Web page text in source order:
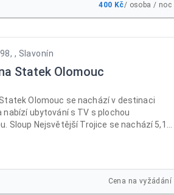
Cena již obsahuje poplatek městu 21Kč/noc
400 Kč/ osoba / noc
, Slavonín
Statek Olomouc
Olomouc se nachází v destinaci
nabízí ubytování s TV s plochou
Sloup Nejsvětější Trojice se nachází 5,1
soukromé parkoviště.
Cena na vyžádání